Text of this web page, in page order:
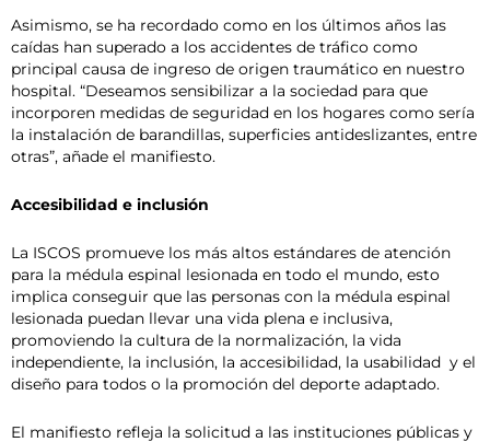
Asimismo, se ha recordado como en los últimos años las
caídas han superado a los accidentes de tráfico como
principal causa de ingreso de origen traumático en nuestro
hospital. “Deseamos sensibilizar a la sociedad para que
incorporen medidas de seguridad en los hogares como sería
la instalación de barandillas, superficies antideslizantes, entre
otras”, añade el manifiesto.
Accesibilidad e inclusión
La ISCOS promueve los más altos estándares de atención
para la médula espinal lesionada en todo el mundo, esto
implica conseguir que las personas con la médula espinal
lesionada puedan llevar una vida plena e inclusiva,
promoviendo la cultura de la normalización, la vida
independiente, la inclusión, la accesibilidad, la usabilidad y el
diseño para todos o la promoción del deporte adaptado.
El manifiesto refleja la solicitud a las instituciones públicas y